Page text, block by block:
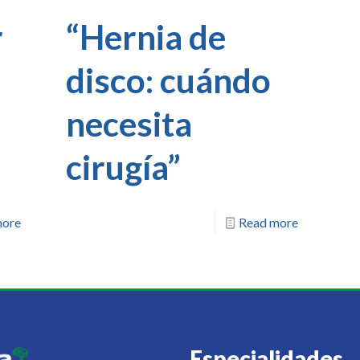
“Hernia de
disco: cuándo
necesita
cirugía”
Read more